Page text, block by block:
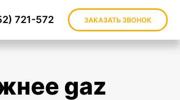
721-572 ЗАКАЗАТЬ ЗВОНОК